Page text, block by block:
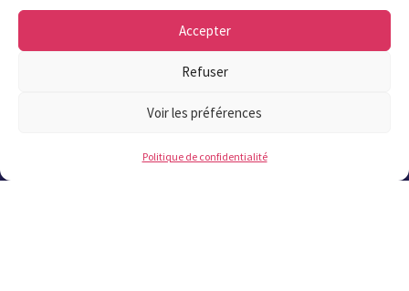
Accepter
Refuser
Voir les préférences
Politique de confidentialité
Attention été 2026 : fermeture de la mairie
à 17h à partir du 6 juillet et jusqu’au 21